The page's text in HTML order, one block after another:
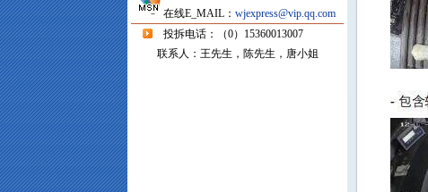
在线E_MAIL： wjexpress@vip.qq.com
投拆电话：（0）15360013007
联系人：王先生，陈先生，唐小姐